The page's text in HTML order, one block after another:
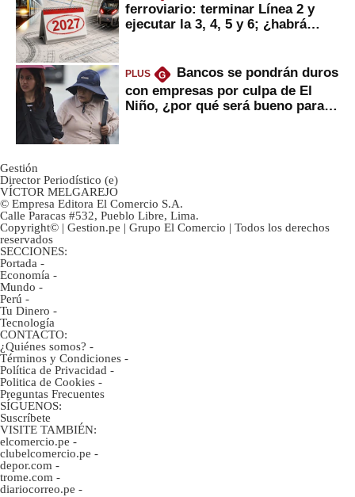
ferroviario: terminar Línea 2 y
ejecutar la 3, 4, 5 y 6; ¿habrá
PLUS G
Bancos se pondrán duros
con empresas por culpa de El
Niño, ¿por qué será bueno para
Gestión
Director Periodístico (e)
VÍCTOR MELGAREJO
© Empresa Editora El Comercio S.A.
Calle Paracas #532, Pueblo Libre, Lima.
Copyright© | Gestion.pe | Grupo El Comercio | Todos los derechos
reservados
SECCIONES:
Portada -
Economía -
Mundo -
Perú -
Tu Dinero -
Tecnología
CONTACTO:
¿Quiénes somos? -
Términos y Condiciones -
Política de Privacidad -
Politica de Cookies -
Preguntas Frecuentes
SÍGUENOS:
Suscríbete
VISITE TAMBIÉN:
elcomercio.pe -
clubelcomercio.pe -
depor.com -
trome.com -
diariocorreo.pe -